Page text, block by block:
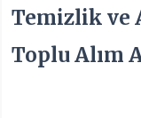
Temizlik ve
Toplu Alım